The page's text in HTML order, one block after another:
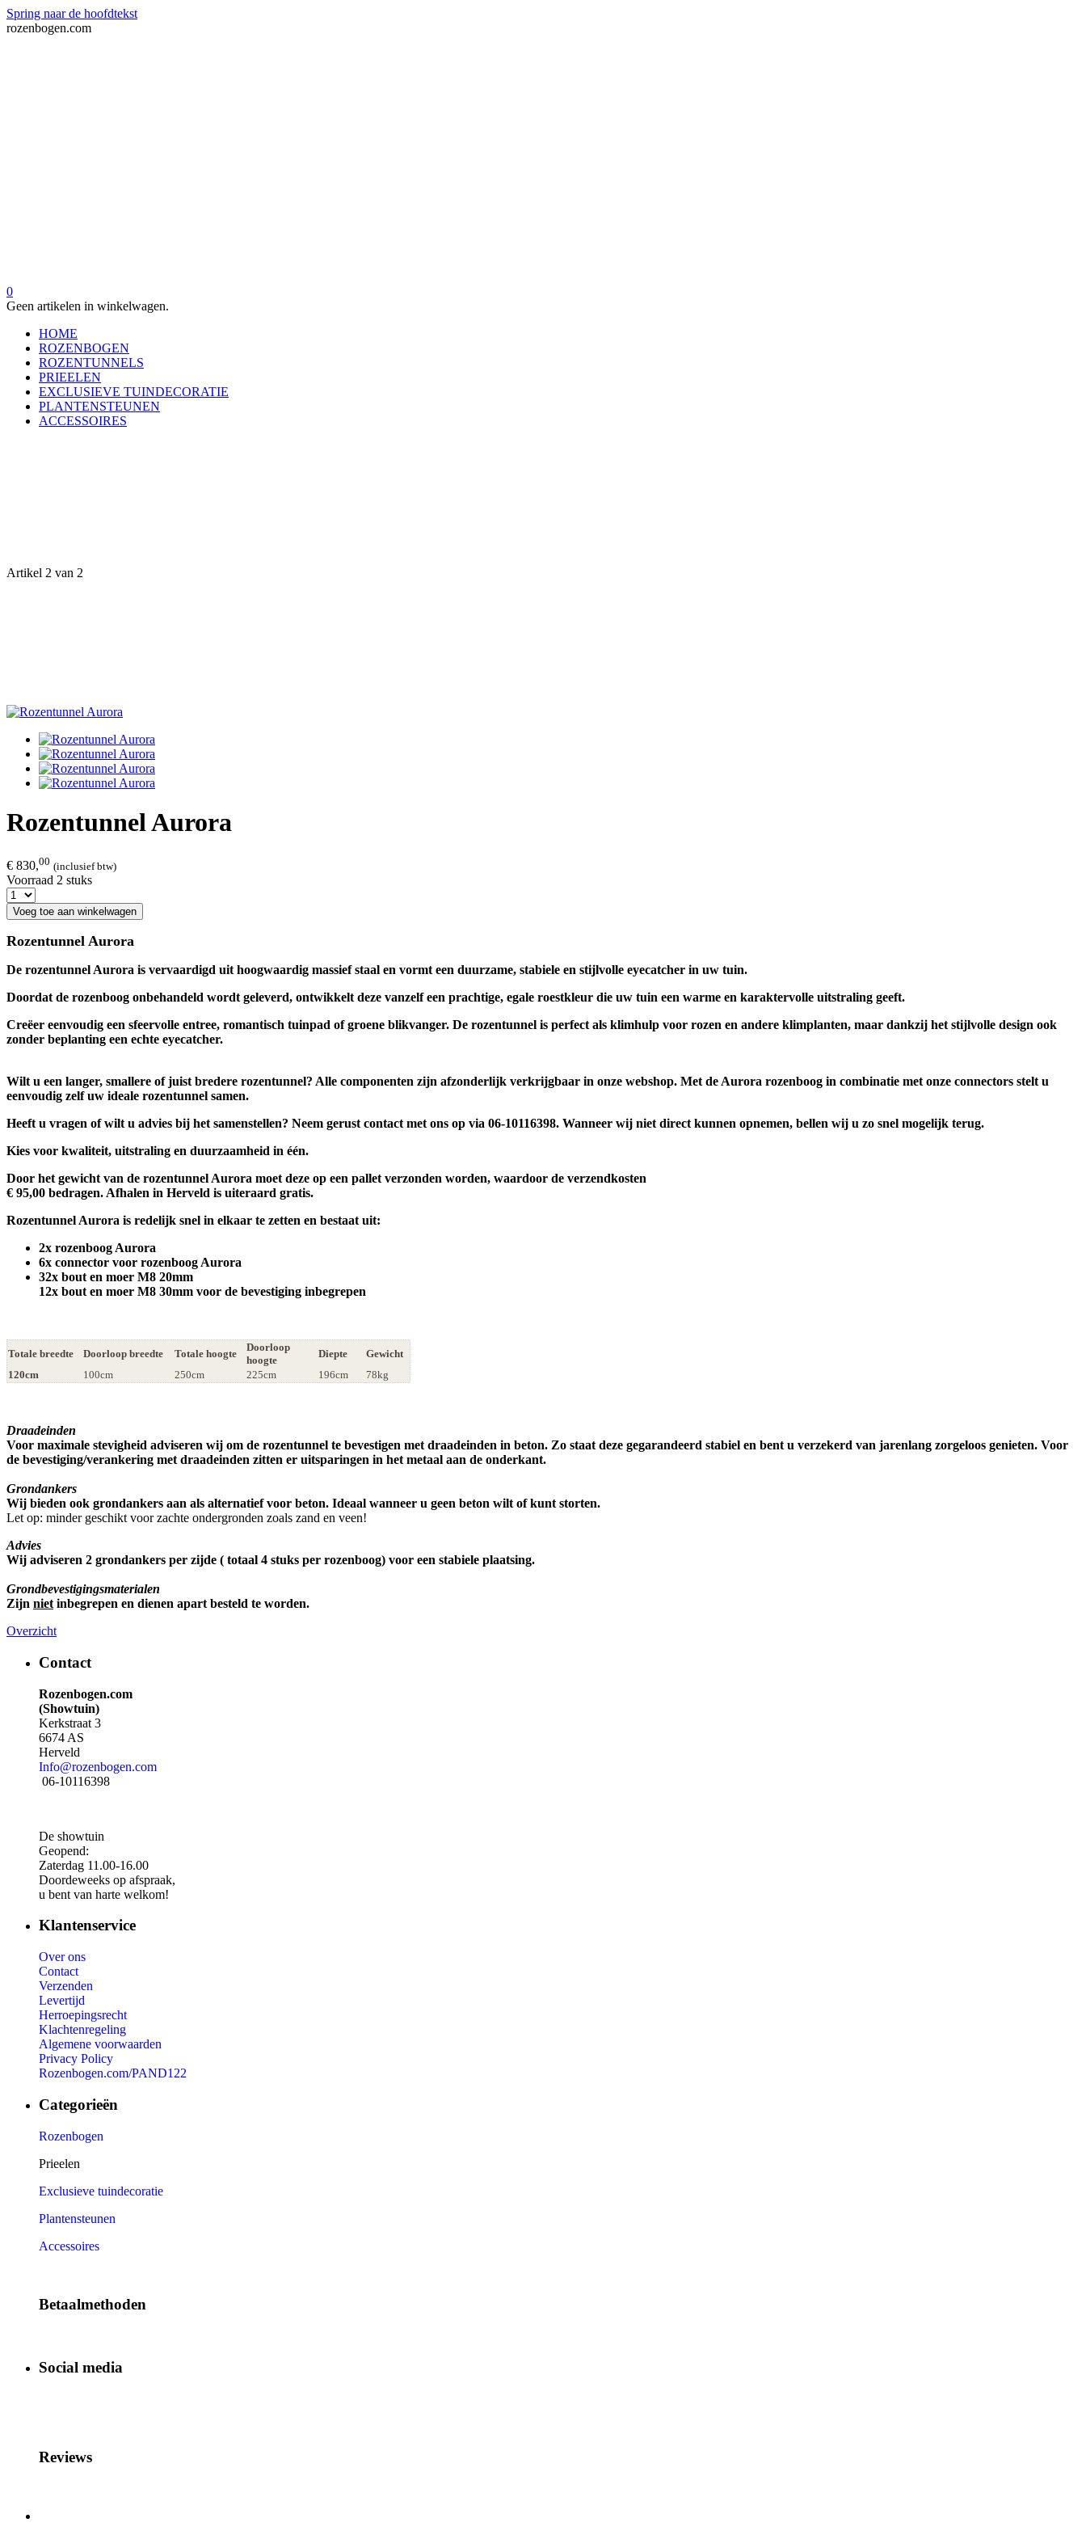
Spring naar de hoofdtekst
rozenbogen.com
0
Geen artikelen in winkelwagen.
HOME
ROZENBOGEN
ROZENTUNNELS
PRIEELEN
EXCLUSIEVE TUINDECORATIE
PLANTENSTEUNEN
ACCESSOIRES
Artikel 2 van 2
Rozentunnel Aurora
€ 830,00 (inclusief btw)
Voorraad 2 stuks
Voeg toe aan winkelwagen
Rozentunnel Aurora
De rozentunnel Aurora is vervaardigd uit hoogwaardig massief staal en vormt een duurzame, stabiele en stijlvolle eyecatcher in uw tuin.
Doordat de rozenboog onbehandeld wordt geleverd, ontwikkelt deze vanzelf een prachtige, egale roestkleur die uw tuin een warme en karaktervolle uitstraling geeft.
Creëer eenvoudig een sfeervolle entree, romantisch tuinpad of groene blikvanger. De rozentunnel is perfect als klimhulp voor rozen en andere klimplanten, maar dankzij het stijlvolle design ook
zonder beplanting een echte eyecatcher.
Wilt u een langer, smallere of juist bredere rozentunnel? Alle componenten zijn afzonderlijk verkrijgbaar in onze webshop. Met de Aurora rozenboog in combinatie met onze connectors stelt u
eenvoudig zelf uw ideale rozentunnel samen.
Heeft u vragen of wilt u advies bij het samenstellen? Neem gerust contact met ons op via 06-10116398. Wanneer wij niet direct kunnen opnemen, bellen wij u zo snel mogelijk terug.
Kies voor kwaliteit, uitstraling en duurzaamheid in één.
Door het gewicht van de rozentunnel Aurora moet deze op een pallet verzonden worden, waardoor de verzendkosten
€ 95,00 bedragen. Afhalen in Herveld is uiteraard gratis.
Rozentunnel Aurora is redelijk snel in elkaar te zetten en bestaat uit:
2x rozenboog Aurora
6x connector voor rozenboog Aurora
32x bout en moer M8 20mm
12x bout en moer M8 30mm voor de bevestiging inbegrepen
Totale breedte Doorloop breedte Totale hoogte
Doorloop
hoogte
Diepte
Gewicht
120cm
100cm 250cm 225cm 196cm 78kg
Draadeinden
Voor maximale stevigheid adviseren wij om de rozentunnel te bevestigen met draadeinden in beton. Zo staat deze gegarandeerd stabiel en bent u verzekerd van jarenlang zorgeloos genieten. Voor
de bevestiging/verankering met draadeinden zitten er uitsparingen in het metaal aan de onderkant.
Grondankers
Wij bieden ook grondankers aan als alternatief voor beton. Ideaal wanneer u geen beton wilt of kunt storten.
Let op: minder geschikt voor zachte ondergronden zoals zand en veen!
Advies
Wij adviseren 2 grondankers per zijde ( totaal 4 stuks per rozenboog) voor een stabiele plaatsing.
Grondbevestigingsmaterialen
Zijn niet inbegrepen en dienen apart besteld te worden.
Overzicht
Contact
Rozenbogen.com
(Showtuin)
Kerkstraat 3
6674 AS
Herveld
Info@rozenbogen.com
06-10116398
De showtuin
Geopend:
Zaterdag 11.00-16.00
Doordeweeks op afspraak,
u bent van harte welkom!
Klantenservice
Over ons
Contact
Verzenden
Levertijd
Herroepingsrecht
Klachtenregeling
Algemene voorwaarden
Privacy Policy
Rozenbogen.com/PAND122
Categorieën
Rozenbogen
Prieelen
Exclusieve tuindecoratie
Plantensteunen
Accessoires
Betaalmethoden
Social media
Reviews